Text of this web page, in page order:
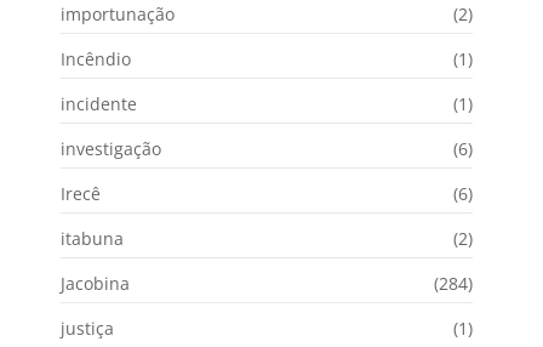
importunação
(2)
Incêndio
(1)
incidente
(1)
investigação
(6)
Irecê
(6)
itabuna
(2)
Jacobina
(284)
justiça
(1)